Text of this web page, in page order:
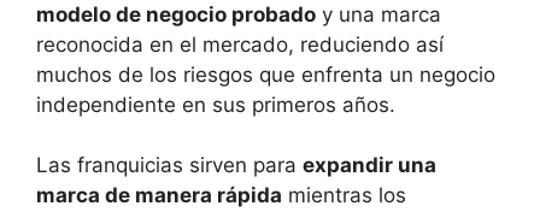
modelo de negocio probado y una marca
reconocida en el mercado, reduciendo así
muchos de los riesgos que enfrenta un negocio
independiente en sus primeros años.
Las franquicias sirven para expandir una
marca de manera rápida mientras los